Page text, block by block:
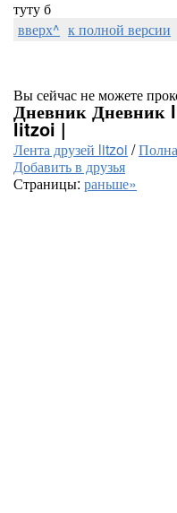
туту б
вверх^ к полной версии
Вы сейчас не можете
Дневник
litzoi |
Лента друзей litzoi /
Добавить в друзья
Страницы: раньше»